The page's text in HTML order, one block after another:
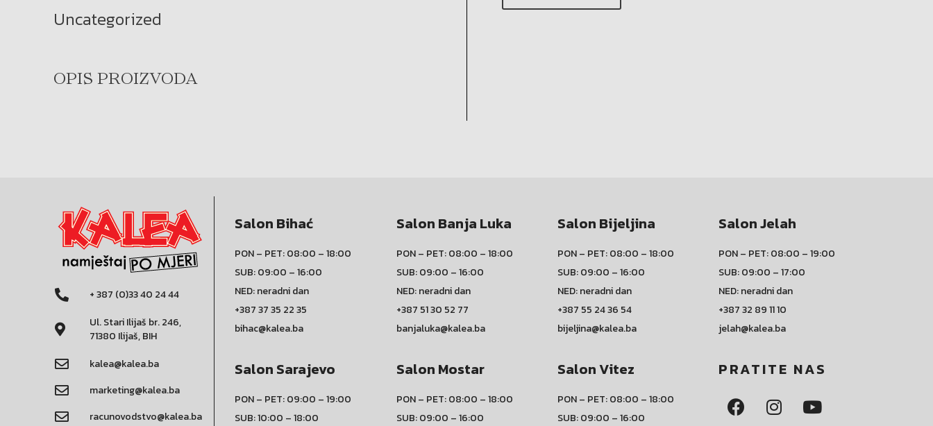
Uncategorized
OPIS PROIZVODA
+ 387 (0)33 40 24 44
Ul. Stari Ilijaš br. 246,
71380 Ilijaš, BIH
kalea@kalea.ba
marketing@kalea.ba
racunovodstvo@kalea.ba
Salon Bihać
PON – PET: 08:00 – 18:00
SUB: 09:00 – 16:00
NED: neradni dan
+387 37 35 22 35
bihac@kalea.ba
Salon Banja Luka
PON – PET: 08:00 – 18:00
SUB: 09:00 – 16:00
NED: neradni dan
+387 51 30 52 77
banjaluka@kalea.ba
Salon Bijeljina
PON – PET: 08:00 – 18:00
SUB: 09:00 – 16:00
NED: neradni dan
+387 55 24 36 54
bijeljina@kalea.ba
Salon Jelah
PON – PET: 08:00 – 19:00
SUB: 09:00 – 17:00
NED: neradni dan
+387 32 89 11 10
jelah@kalea.ba
Salon Sarajevo
PON – PET: 09:00 – 19:00
SUB: 10:00 – 18:00
Salon Mostar
PON – PET: 08:00 – 18:00
SUB: 09:00 – 16:00
Salon Vitez
PON – PET: 08:00 – 18:00
SUB: 09:00 – 16:00
PRATITE NAS